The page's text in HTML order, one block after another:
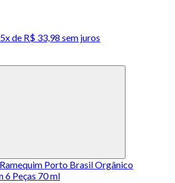
5x de R$ 33,98 sem juros